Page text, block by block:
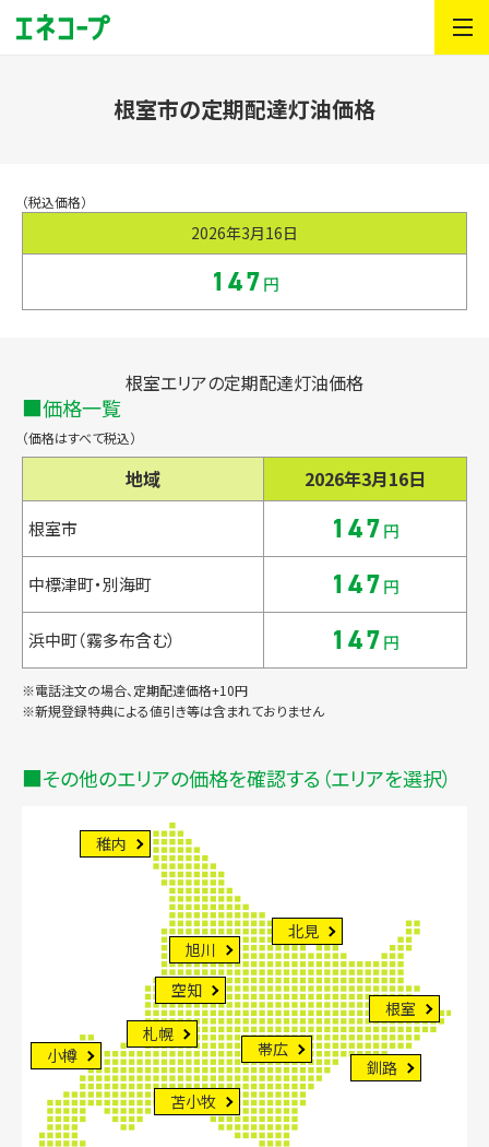
根室市の定期配達灯油価格
（税込価格）
2026年3月16日
147円
根室エリアの定期配達灯油価格
価格一覧
（価格はすべて税込）
地域 2026年3月16日
根室市 147円
中標津町・別海町 147円
浜中町（霧多布含む） 147円
※電話注文の場合、定期配達価格+10円
※新規登録特典による値引き等は含まれておりません
その他のエリアの価格を確認する（エリアを選択）
札幌
小樽
苫小牧
旭川
空知
帯広
釧路
北見
稚内
根室